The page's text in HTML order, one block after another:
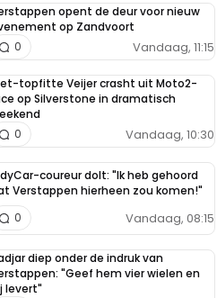
opent de deur voor nieuw
op Zandvoort
Vandaag, 11:15
0
topfitte Veijer crasht uit Moto2-
op Silverstone in dramatisch
Vandaag, 10:30
0
coureur dolt: "Ik heb gehoord
Verstappen hierheen zou komen!"
Vandaag, 08:15
0
diep onder de indruk van
"Geef hem vier wielen en
levert"